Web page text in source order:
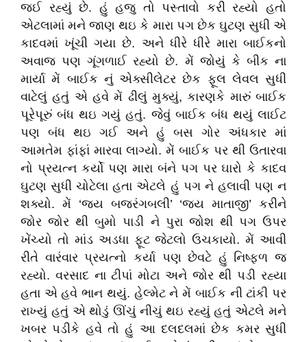
જઈ રહ્યું છે. હું હજુ તો પસ્તાવો કરી રહ્યો હતો
એટલામાં મને જાણ થઇ કે મારા પગ છેક ઘુટણ સુધી એ
કાદવમાં ખૂંચી ગયા છે. અને ધીરે ધીરે મારા બાઈકનો
અવાજ પણ ગૂંગળાઈ રહ્યો છે. મેં જોયું કે બીક ના
માર્યા મેં બાઈક નું એક્સીલેટર છેક ફૂલ લેવલ સુધી
વાટેલું હતું એ હવે મેં ઢીલું મુક્યું, કારણકે મારું બાઈક
પૂરેપૂરું બંધ થઇ ગયું હતું. જેવું બાઈક બંધ થયું લાઈટ
પણ બંધ થઇ ગઈ અને હું બસ ગોર અંધકાર માં
આમતેમ ફાંફાં મારવા લાગ્યો. મેં બાઈક પર થી ઉતારવા
નો પ્રયત્ન કર્યો પણ મારા બંને પગ પર ઘારો કે કાદવ
ઘુટણ સુધી ચોટેલા હતા એટલે હું પગ ને હલાવી પણ ન
શક્યો. મેં ‘જય બજરંગબલી’ ‘જય માતાજી’ કરીને
જોર જોર થી બુમો પાડી ને પુરા જોશ થી પગ ઉપર
ખેંચ્યો તો માંડ અડધા ફૂટ જેટલો ઉચકાયો. મેં આવી
રીતે વારંવાર પ્રયત્નો કર્યા પણ છેવટે હું નિષ્ફળ જ
રહ્યો. વરસાદ ના ટીપાં મોટા અને જોર થી પડી રહ્યા
હતા એ હવે ભાન થયું. હેલ્મેટ ને મેં બાઈક ની ટાંકી પર
રાખ્યું હતું એ થોડું ઊંચું નીચું થઇ રહ્યું હતું એટલે મને
ખબર પડીકે હવે તો હું આ દલદલમાં છેક કમર સુધી